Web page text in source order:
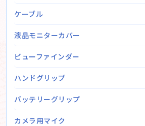
ケーブル
液晶モニターカバー
ビューファインダー
ハンドグリップ
バッテリーグリップ
カメラ用マイク